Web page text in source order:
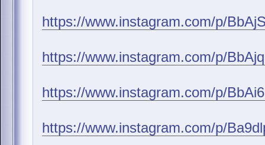
https://www.instagram.com/p/
https://www.instagram.com/p/
https://www.instagram.com/p/
https://www.instagram.com/p/